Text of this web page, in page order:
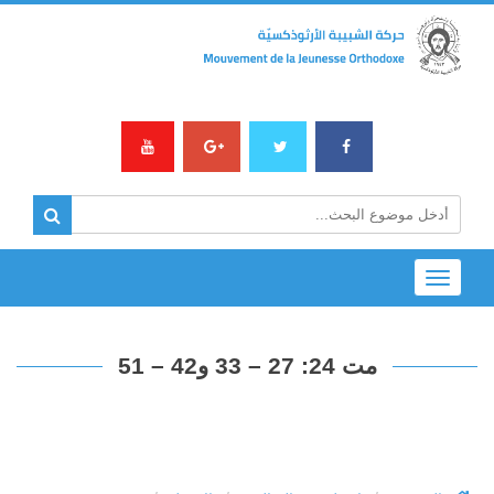
Toggle
navigation
مت 24: 27 – 33 و42 – 51